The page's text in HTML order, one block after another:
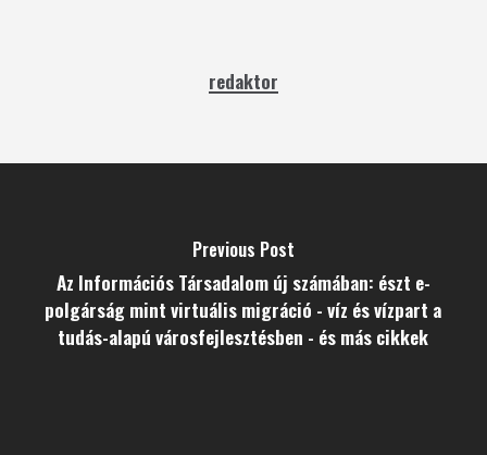
redaktor
Previous Post
Az Információs Társadalom új számában: észt e-
polgárság mint virtuális migráció - víz és vízpart a
tudás-alapú városfejlesztésben - és más cikkek